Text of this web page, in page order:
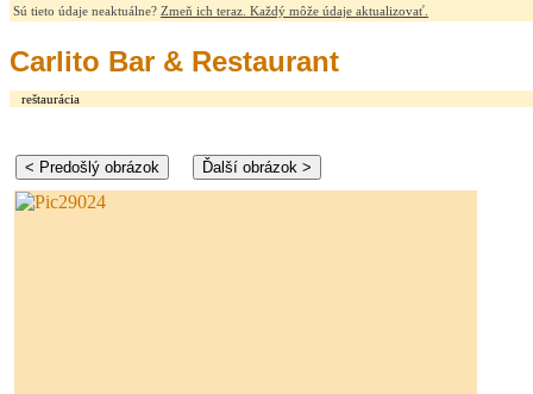
Sú tieto údaje neaktuálne? Zmeň ich teraz. Každý môže údaje aktualizovať.
Carlito Bar & Restaurant
reštaurácia